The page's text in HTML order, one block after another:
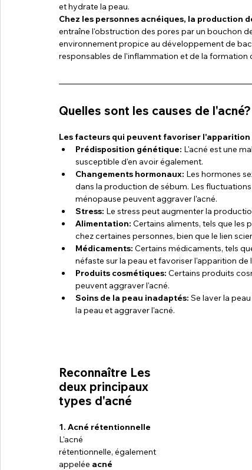
et hydrate la peau.
Chez les personnes acnéiques, la production
entraîne l'obstruction des pores par un bouchon
environnement propice au développement de
responsables de l'inflammation et de la formation
Quelles sont les causes de l'acné?
Les facteurs qui peuvent favoriser l'apparition
Prédisposition génétique: L'acné est une
susceptible d'en avoir également.
Changements hormonaux: Les hormones
dans la production de sébum. Les
ménopause peuvent aggraver l'acné.
Stress: Le stress peut augmenter la
Alimentation: Certains aliments, tels que les
chez certaines personnes, bien que le lien
Médicaments: Certains médicaments, tels
néfaste sur la peau et favoriser l'apparition de
Produits cosmétiques: Certains produits
peuvent aggraver l'acné.
Soins de la peau inadaptés: Se laver la
la peau et aggraver l'acné.
Reconnaître Les
deux principaux
types d'acné
1. Acné rétentionnelle
L'acné
rétentionnelle, également
appelée acné